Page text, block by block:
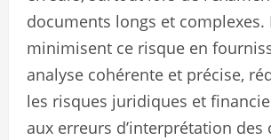
documents longs et complexes.
minimisent ce risque en
analyse cohérente et précise,
les risques juridiques et
aux erreurs d’interprétation des